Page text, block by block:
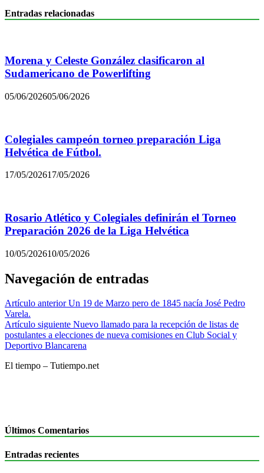
Entradas relacionadas
Morena y Celeste González clasificaron al
Sudamericano de Powerlifting
05/06/202605/06/2026
Colegiales campeón torneo preparación Liga
Helvética de Fútbol.
17/05/202617/05/2026
Rosario Atlético y Colegiales definirán el Torneo
Preparación 2026 de la Liga Helvética
10/05/202610/05/2026
Navegación de entradas
Artículo anterior Un 19 de Marzo pero de 1845 nacía José Pedro
Varela.
Artículo siguiente Nuevo llamado para la recepción de listas de
postulantes a elecciones de nueva comisiones en Club Social y
Deportivo Blancarena
El tiempo – Tutiempo.net
Últimos Comentarios
Entradas recientes